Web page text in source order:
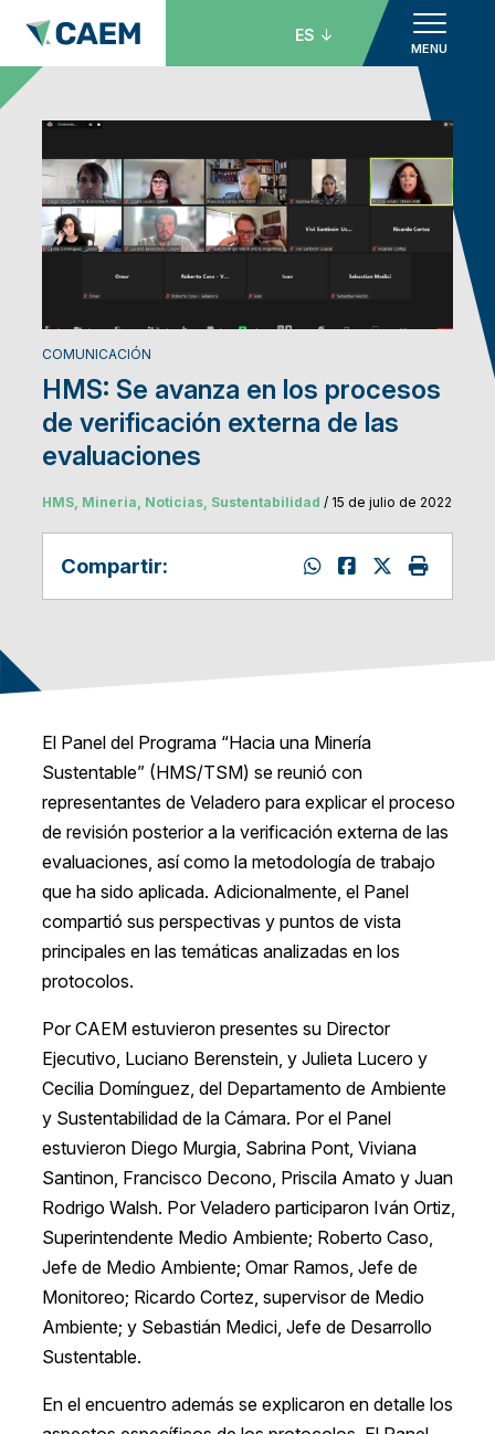
MENU
ES
COMUNICACIÓN
HMS: Se avanza en los procesos
de verificación externa de las
evaluaciones
HMS, Mineria, Noticias, Sustentabilidad / 15 de julio de 2022
Compartir:
El Panel del Programa “Hacia una Minería
Sustentable” (HMS/TSM) se reunió con
representantes de Veladero para explicar el proceso
de revisión posterior a la verificación externa de las
evaluaciones, así como la metodología de trabajo
que ha sido aplicada. Adicionalmente, el Panel
compartió sus perspectivas y puntos de vista
principales en las temáticas analizadas en los
protocolos.
Por CAEM estuvieron presentes su Director
Ejecutivo, Luciano Berenstein, y Julieta Lucero y
Cecilia Domínguez, del Departamento de Ambiente
y Sustentabilidad de la Cámara. Por el Panel
estuvieron Diego Murgia, Sabrina Pont, Viviana
Santinon, Francisco Decono, Priscila Amato y Juan
Rodrigo Walsh. Por Veladero participaron Iván Ortiz,
Superintendente Medio Ambiente; Roberto Caso,
Jefe de Medio Ambiente; Omar Ramos, Jefe de
Monitoreo; Ricardo Cortez, supervisor de Medio
Ambiente; y Sebastián Medici, Jefe de Desarrollo
Sustentable.
En el encuentro además se explicaron en detalle los